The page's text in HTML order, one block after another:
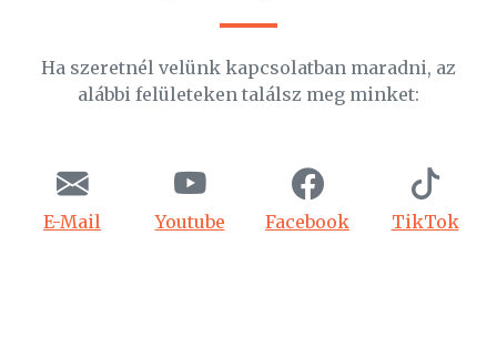
Ha szeretnél velünk kapcsolatban maradni, az
alábbi felületeken találsz meg minket:
E-Mail Youtube Facebook TikTok